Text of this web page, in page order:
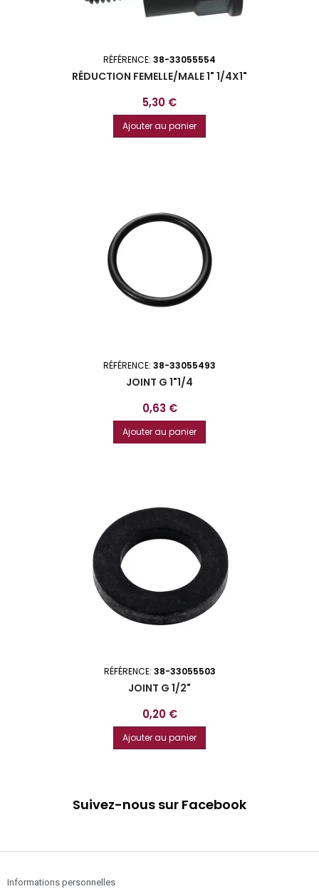
RÉFÉRENCE: 38-33055554
RÉDUCTION FEMELLE/MALE 1" 1/4X1"
Prix
5,30 €
Ajouter au panier
RÉFÉRENCE: 38-33055493
JOINT G 1"1/4
Prix
0,63 €
Ajouter au panier
RÉFÉRENCE: 38-33055503
JOINT G 1/2"
Prix
0,20 €
Ajouter au panier
Suivez-nous sur Facebook
Informations personnelles